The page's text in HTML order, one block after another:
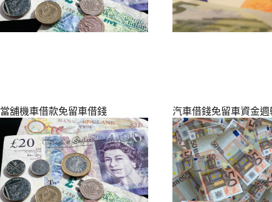
當舖機車借款免留車借錢 汽車借錢免留車資金